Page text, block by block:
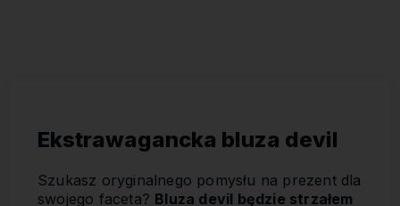
Ekstrawagancka bluza devil
Szukasz oryginalnego pomysłu na prezent dla
swojego faceta? Bluza devil będzie strzałem